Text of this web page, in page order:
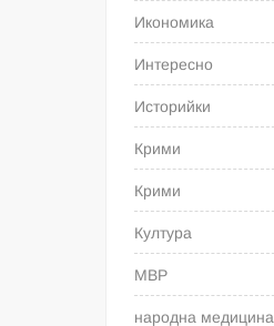
Икономика
Интересно
Историйки
Крими
Крими
Култура
МВР
народна медицина